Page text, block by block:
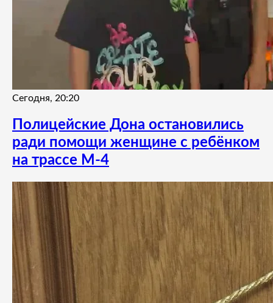
Сегодня, 20:20
Полицейские Дона остановились
ради помощи женщине с ребёнком
на трассе М-4